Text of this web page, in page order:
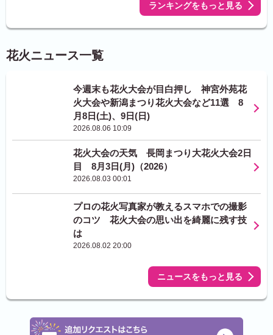
ランキングをもっと見る
花火ニュース一覧
今週末も花火大会が目白押し 神宮外苑花
火大会や新潟まつり花火大会など11選 8
月8日(土)、9日(日)
2026.08.06 10:09
花火大会の天気 長岡まつり大花火大会2日
目 8月3日(月)（2026）
2026.08.03 00:01
プロの花火写真家が教えるスマホでの撮影
のコツ 花火大会の思い出を綺麗に残す技
は
2026.08.02 20:00
ニュースをもっと見る